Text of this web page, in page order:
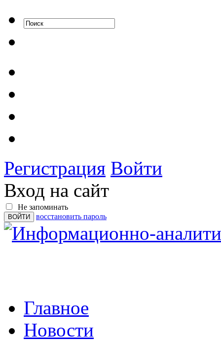
Регистрация Войти
Вход на сайт
Не запоминать
восстановить пароль
Главное
Новости